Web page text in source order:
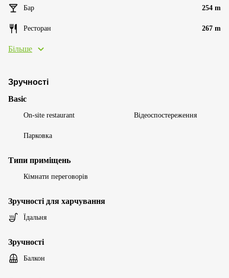
Бар 254 m
Ресторан 267 m
Більше
Зручності
Basic
On-site restaurant Відеоспостереження
Парковка
Типи приміщень
Кімнати переговорів
Зручності для харчування
Їдальня
Зручності
Балкон